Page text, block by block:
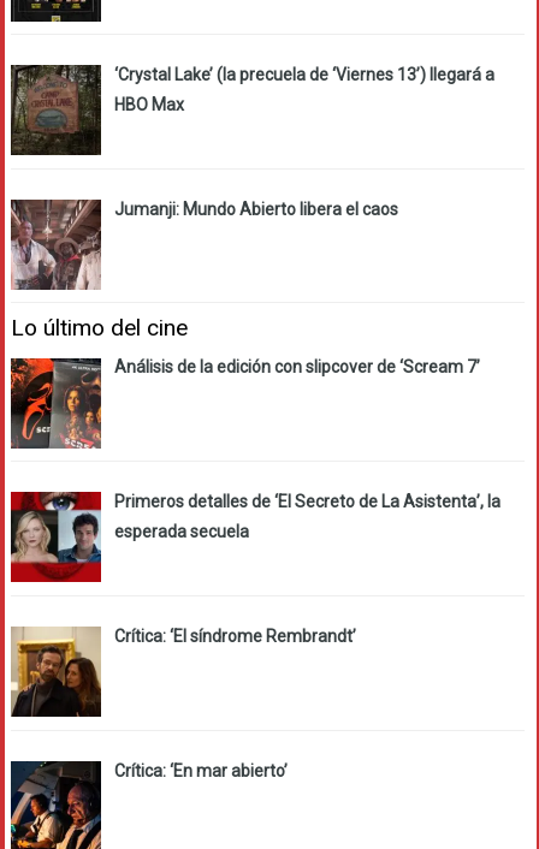
‘Crystal Lake’ (la precuela de ‘Viernes 13’) llegará a
HBO Max
Jumanji: Mundo Abierto libera el caos
Lo último del cine
Análisis de la edición con slipcover de ‘Scream 7’
Primeros detalles de ‘El Secreto de La Asistenta’, la
esperada secuela
Crítica: ‘El síndrome Rembrandt’
Crítica: ‘En mar abierto’